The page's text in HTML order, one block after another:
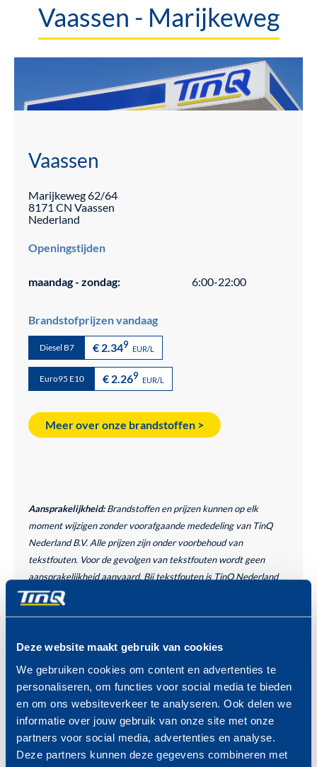
Deze website maakt gebruik van cookies
We gebruiken cookies om content en advertenties te
personaliseren, om functies voor social media te bieden
en om ons websiteverkeer te analyseren. Ook delen we
informatie over jouw gebruik van onze site met onze
partners voor social media, advertenties en analyse.
Deze partners kunnen deze gegevens combineren met
Vaassen - Marijkeweg
Vaassen
Marijkeweg62/64
8171 CN Vaassen
Nederland
Openingstijden
maandag - zondag: 6:00-22:00
Brandstofprijzen vandaag
Diesel B7 € 2.349 EUR/L
Euro95 E10 € 2.269 EUR/L
Meer over onze brandstoffen >
Aansprakelijkheid:Brandstoffen en prijzen kunnen op elk
moment wijzigen zonder voorafgaande mededeling van TinQ
Nederland B.V. Alle prijzen zijn onder voorbehoud van
tekstfouten. Voor de gevolgen van tekstfouten wordt geen
aansprakelijkheid aanvaard. Bij tekstfouten is TinQ Nederland
B.V. niet verplicht het betreffende product of de betreffende
PROFITEER VAN DE TINQ
MAZZELDAGEN
Bekijk hier de komende
MAZZELDAGEN >